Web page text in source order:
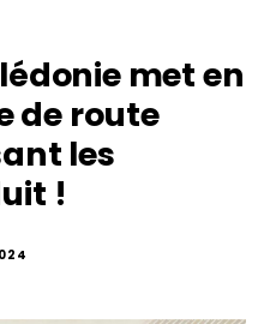
met en
de route
les
!